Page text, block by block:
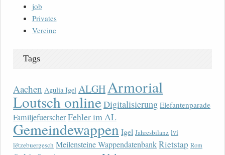
job
Privates
Vereine
Tags
Aachen Agulia Igel ALGHArmorial
Loutsch onlineDigitalisierung Elefantenparade
FamiljefuerscherFehler im AL
Gemeindewappen Igel Jahresbilanz lvi
lëtzebuergesch Meilensteine WappendatenbankRietstap Rom